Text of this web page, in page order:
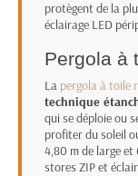
protègent de la
éclairage LED
Pergola à
La pergola à toile
technique
qui se déploie ou
profiter du soleil
4,80 m de large et
stores ZIP et